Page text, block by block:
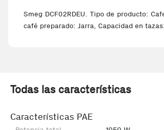
Smeg DCF02RDEU. Tipo de producto:
café preparado: Jarra, Capacidad en
Todas las características
Características PAE